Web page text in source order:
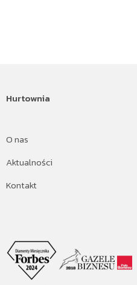
Hurtownia
O nas
Aktualności
Kontakt